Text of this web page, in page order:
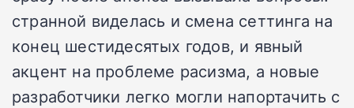
странной виделась и смена сеттинга на
конец шестидесятых годов, и явный
акцент на проблеме расизма, а новые
разработчики легко могли напортачить с